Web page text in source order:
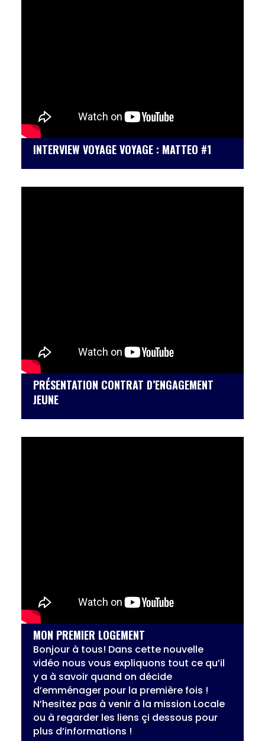
INTERVIEW VOYAGE VOYAGE : MATTEO #1
PRÉSENTATION CONTRAT D’ENGAGEMENT
JEUNE
MON PREMIER LOGEMENT
Bonjour à tous! Dans cette nouvelle
vidéo nous vous expliquons tout ce qu’il
y a à savoir quand on décide
d’emménager pour la première fois !
N’hesitez pas à venir à la mission Locale
ou à regarder les liens çi dessous pour
plus d’informations !